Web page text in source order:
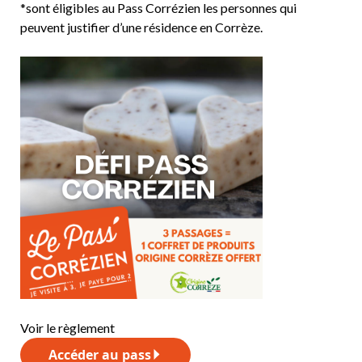
*sont éligibles au Pass Corrézien les personnes qui
peuvent justifier d’une résidence en Corrèze.
Voir le règlement
Accéder au pass